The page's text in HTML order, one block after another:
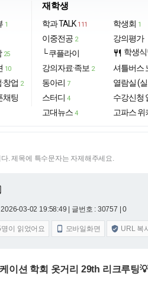
1
25
10
창업 2
채팅
재학생
학과 TALK 111
이중전공 2
└ 쿠플라이
강의자료·족보 2
동아리 7
스터디 4
고대뉴스 4
학생회 1
강의평가
restaurant 학생
셔틀버스
열람실 (
수강신청
고파스 위
. 제목에 특수문자는 자제해주세요.
2026-03-02 19:58:49 | 글번호 : 30757 | 0
명이 읽었어요  모바일화면  URL 복
이션 학회 옷거리 29th 리크루팅